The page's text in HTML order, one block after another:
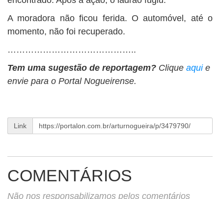
A moradora não ficou ferida. O automóvel, até o
momento, não foi recuperado.
……………………………………..
Tem uma sugestão de reportagem? Clique aqui e
envie para o Portal Nogueirense.
Link
COMENTÁRIOS
Não nos responsabilizamos pelos comentários